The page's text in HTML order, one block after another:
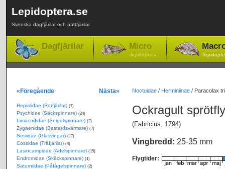
Lepidoptera.se
Svenska dagfjärilar och nattfjärilar
Dagfjärilar Micro
-lepidoptera -
Noctuidae/ Herminiinae/ Paracolax
Ockragult
(Fabricius, 1794)
Vingbredd: 25-35 mm
Flygtider:
«Föregående Nästa»
Hepialidae (Rotfjärilar) (7)
Psychidae (Säckspinnare) (24)
Limacodidae (Snigelspinnare) (2)
Zygaenidae (Bastardsvärmare) (7)
Sesiidae (Glasvingar) (17)
Cossidae (Träfjärilar) (4)
Lasiocampidae (Ädelspinnare) (15)
Endromidae (Skäckspinnare) (1)
Saturniidae (Påfågelspinnare) (2)